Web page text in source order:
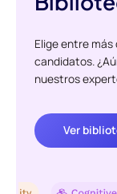
Elige entre
candidatos.
nuestros
Ver